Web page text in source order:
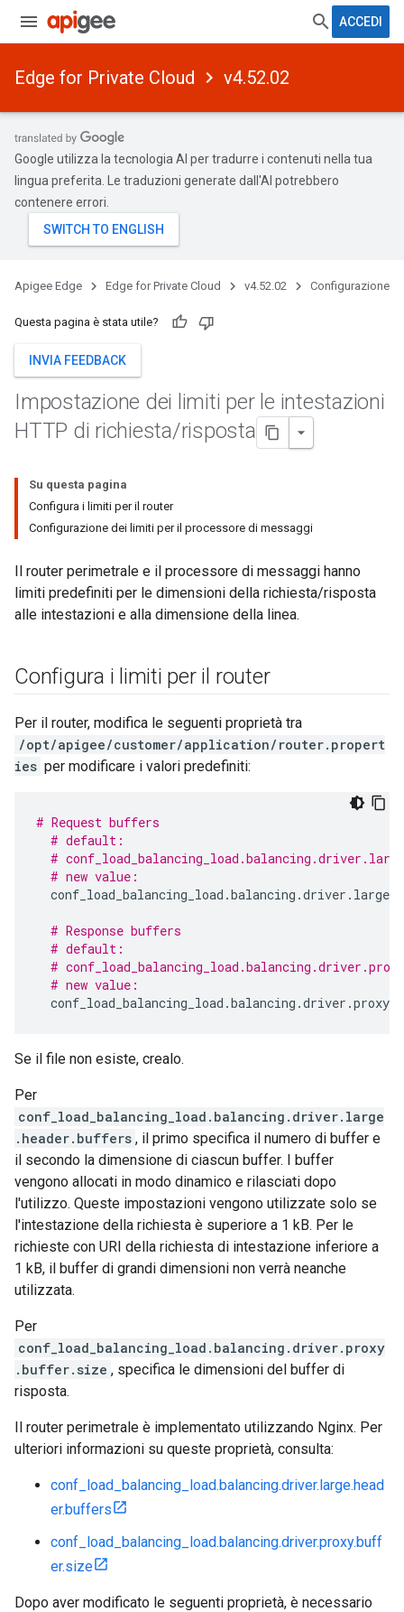
ACCEDI
Edge for Private Cloud v4.52.02
Google utilizza la tecnologia AI per tradurre i contenuti nella tua
lingua preferita. Le traduzioni generate dall'AI potrebbero
contenere errori.
Apigee Edge Edge for Private Cloud v4.52.02 Configurazione
Questa pagina è stata utile?
INVIA FEEDBACK
Impostazione dei limiti per le intestazioni
HTTP di richiesta/risposta
Su questa pagina
Configura i limiti per il router
Configurazione dei limiti per il processore di messaggi
Il router perimetrale e il processore di messaggi hanno
limiti predefiniti per le dimensioni della richiesta/risposta
alle intestazioni e alla dimensione della linea.
Configura i limiti per il router
Per il router, modifica le seguenti proprietà tra
/opt/apigee/customer/application/router.propert
ies per modificare i valori predefiniti:
# Request buffers
# default:
#
# new value:
conf_load_balancing_load .balancing .driver . large
# Response buffers
# default:
#
# new value:
conf_load_balancing_load .balancing .driver .proxy
Se il file non esiste, crealo.
Per
conf_load_balancing_load.balancing.driver.large
.header.buffers , il primo specifica il numero di buffer e
il secondo la dimensione di ciascun buffer. I buffer
vengono allocati in modo dinamico e rilasciati dopo
l'utilizzo. Queste impostazioni vengono utilizzate solo se
l'intestazione della richiesta è superiore a 1 kB. Per le
richieste con URI della richiesta di intestazione inferiore a
1 kB, il buffer di grandi dimensioni non verrà neanche
utilizzata.
Per
conf_load_balancing_load.balancing.driver.proxy
.buffer.size , specifica le dimensioni del buffer di
risposta.
Il router perimetrale è implementato utilizzando Nginx. Per
ulteriori informazioni su queste proprietà, consulta:
conf_load_balancing_load.balancing.driver.large.head
er.buffers
conf_load_balancing_load.balancing.driver.proxy.buff
er.size
Dopo aver modificato le seguenti proprietà, è necessario